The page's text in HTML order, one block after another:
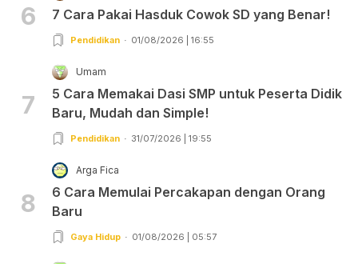
6 7 Cara Pakai Hasduk Cowok SD yang Benar!
Pendidikan 01/08/2026 | 16:55
7
Umam
5 Cara Memakai Dasi SMP untuk Peserta Didik
Baru, Mudah dan Simple!
Pendidikan 31/07/2026 | 19:55
8
Arga Fica
6 Cara Memulai Percakapan dengan Orang
Baru
Gaya Hidup 01/08/2026 | 05:57